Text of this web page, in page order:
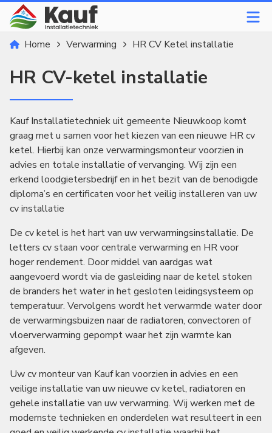
Home Verwarming HR CV Ketel installatie
HR CV-ketel installatie
Kauf Installatietechniek uit gemeente Nieuwkoop komt
graag met u samen voor het kiezen van een nieuwe HR cv
ketel. Hierbij kan onze verwarmingsmonteur voorzien in
advies en totale installatie of vervanging. Wij zijn een
erkend loodgietersbedrijf en in het bezit van de benodigde
diploma’s en certificaten voor het veilig installeren van uw
cv installatie
De cv ketel is het hart van uw verwarmingsinstallatie. De
letters cv staan voor centrale verwarming en HR voor
hoger rendement. Door middel van aardgas wat
aangevoerd wordt via de gasleiding naar de ketel stoken
de branders het water in het gesloten leidingsysteem op
temperatuur. Vervolgens wordt het verwarmde water door
de verwarmingsbuizen naar de radiatoren, convectoren of
vloerverwarming gepompt waar het zijn warmte kan
afgeven.
Uw cv monteur van Kauf kan voorzien in advies en een
veilige installatie van uw nieuwe cv ketel, radiatoren en
gehele installatie van uw verwarming. Wij werken met de
modernste technieken en onderdelen wat resulteert in een